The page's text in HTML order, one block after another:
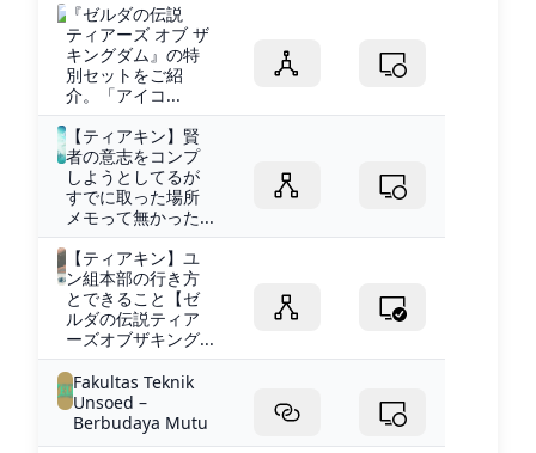
『ゼルダの伝説
ティアーズ オブ ザ
キングダム』の特
別セットをご紹
介。「アイコ...
【ティアキン】賢
者の意志をコンプ
しようとしてるが
すでに取った場所
メモって無かった...
【ティアキン】ユ
ン組本部の行き方
とできること【ゼ
ルダの伝説ティア
ーズオブザキング...
Fakultas Teknik
Unsoed –
Berbudaya Mutu